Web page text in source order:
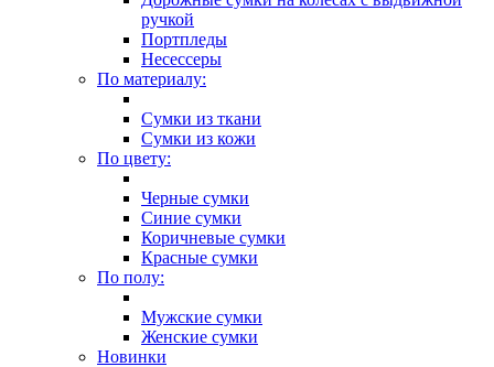
ручкой
Портпледы
Несессеры
По материалу:
Сумки из ткани
Сумки из кожи
По цвету:
Черные сумки
Синие сумки
Коричневые сумки
Красные сумки
По полу:
Мужские сумки
Женские сумки
Новинки